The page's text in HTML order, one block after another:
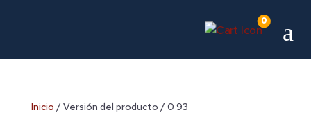
0 a
Inicio / Versión del producto / 0 93